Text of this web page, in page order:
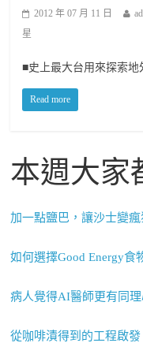
2012 年 07 月 11 日
星
■史上最大台用來探索
Read more
本週大家
加一點鹽巴，讓沙士變
如何選擇Good Energy食
病人覺得AI醫師更有同
從咖啡漬得到的工程啟